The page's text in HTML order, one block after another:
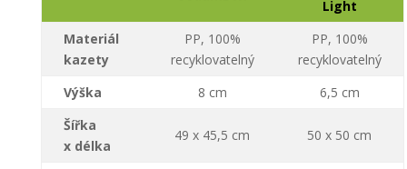
Light
Materiál
kazety
PP, 100%
recyklovatelný
PP, 100%
recyklovatelný
Výška
8 cm
6,5 cm
Šířka
x délka
49 x 45,5 cm 50 x 50 cm